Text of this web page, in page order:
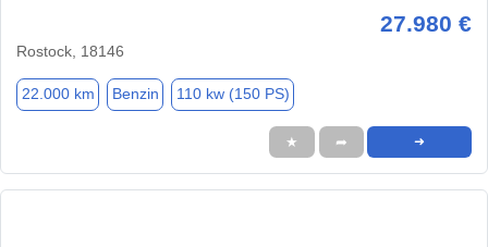
27.980 €
Rostock, 18146
22.000 km Benzin 110 kw (150 PS)
★ ➦ ➜